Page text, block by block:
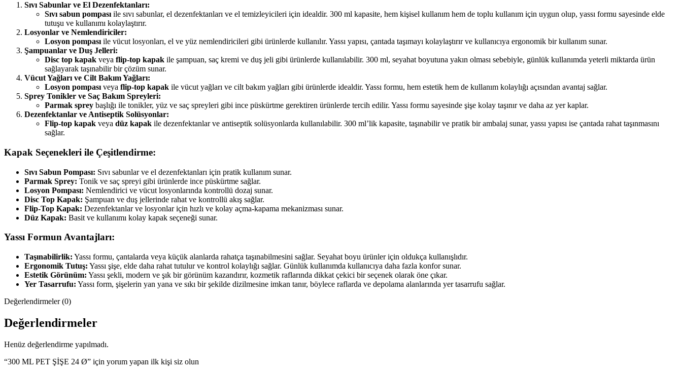
Sıvı Sabunlar ve El Dezenfektanları:
Sıvı sabun pompası ile sıvı sabunlar, el dezenfektanları ve el temizleyicileri için idealdir. 300 ml kapasite, hem kişisel kullanım hem de toplu kullanım için uygun olup, yassı formu sayesinde elde
tutuşu ve kullanımı kolaylaştırır.
Losyonlar ve Nemlendiriciler:
Losyon pompası ile vücut losyonları, el ve yüz nemlendiricileri gibi ürünlerde kullanılır. Yassı yapısı, çantada taşımayı kolaylaştırır ve kullanıcıya ergonomik bir kullanım sunar.
Şampuanlar ve Duş Jelleri:
Disc top kapak veya flip-top kapak ile şampuan, saç kremi ve duş jeli gibi ürünlerde kullanılabilir. 300 ml, seyahat boyutuna yakın olması sebebiyle, günlük kullanımda yeterli miktarda ürün
sağlayarak taşınabilir bir çözüm sunar.
Vücut Yağları ve Cilt Bakım Yağları:
Losyon pompası veya flip-top kapak ile vücut yağları ve cilt bakım yağları gibi ürünlerde idealdir. Yassı formu, hem estetik hem de kullanım kolaylığı açısından avantaj sağlar.
Sprey Tonikler ve Saç Bakım Spreyleri:
Parmak sprey başlığı ile tonikler, yüz ve saç spreyleri gibi ince püskürtme gerektiren ürünlerde tercih edilir. Yassı formu sayesinde şişe kolay taşınır ve daha az yer kaplar.
Dezenfektanlar ve Antiseptik Solüsyonlar:
Flip-top kapak veya düz kapak ile dezenfektanlar ve antiseptik solüsyonlarda kullanılabilir. 300 ml’lik kapasite, taşınabilir ve pratik bir ambalaj sunar, yassı yapısı ise çantada rahat taşınmasını
sağlar.
Kapak Seçenekleri ile Çeşitlendirme:
Sıvı Sabun Pompası: Sıvı sabunlar ve el dezenfektanları için pratik kullanım sunar.
Parmak Sprey: Tonik ve saç spreyi gibi ürünlerde ince püskürtme sağlar.
Losyon Pompası: Nemlendirici ve vücut losyonlarında kontrollü dozaj sunar.
Disc Top Kapak: Şampuan ve duş jellerinde rahat ve kontrollü akış sağlar.
Flip-Top Kapak: Dezenfektanlar ve losyonlar için hızlı ve kolay açma-kapama mekanizması sunar.
Düz Kapak: Basit ve kullanımı kolay kapak seçeneği sunar.
Yassı Formun Avantajları:
Taşınabilirlik: Yassı formu, çantalarda veya küçük alanlarda rahatça taşınabilmesini sağlar. Seyahat boyu ürünler için oldukça kullanışlıdır.
Ergonomik Tutuş: Yassı şişe, elde daha rahat tutulur ve kontrol kolaylığı sağlar. Günlük kullanımda kullanıcıya daha fazla konfor sunar.
Estetik Görünüm: Yassı şekli, modern ve şık bir görünüm kazandırır, kozmetik raflarında dikkat çekici bir seçenek olarak öne çıkar.
Yer Tasarrufu: Yassı form, şişelerin yan yana ve sıkı bir şekilde dizilmesine imkan tanır, böylece raflarda ve depolama alanlarında yer tasarrufu sağlar.
Değerlendirmeler (0)
Değerlendirmeler
Henüz değerlendirme yapılmadı.
“300 ML PET ŞİŞE 24 Ø” için yorum yapan ilk kişi siz olun